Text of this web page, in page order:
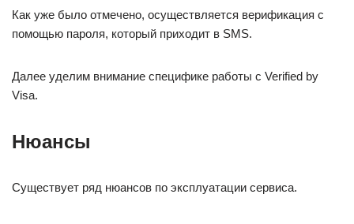
Как уже было отмечено, осуществляется верификация с
помощью пароля, который приходит в SMS.
Далее уделим внимание специфике работы с Verified by
Visa.
Нюансы
Существует ряд нюансов по эксплуатации сервиса.